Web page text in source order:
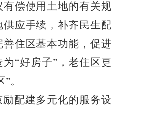
有偿使用土地的有关规
供应手续，补齐民生配
善住区基本功能，促进
为“好房子”，老住区更
”。
励配建多元化的服务设